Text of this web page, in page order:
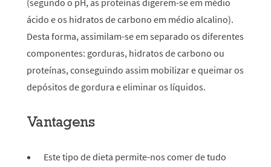
(segundo o pH, as proteínas digerem-se em médio
ácido e os hidratos de carbono em médio alcalino).
Desta forma, assimilam-se em separado os diferentes
componentes: gorduras, hidratos de carbono ou
proteínas, conseguindo assim mobilizar e queimar os
depósitos de gordura e eliminar os líquidos.
Vantagens
Este tipo de dieta permite-nos comer de tudo